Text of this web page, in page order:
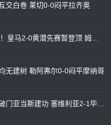
交白卷 莱切0-0闷平拉齐奥
无建树 勒阿弗尔0-0闷平摩纳哥